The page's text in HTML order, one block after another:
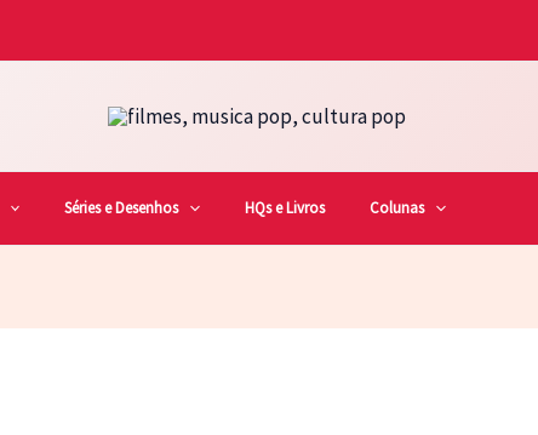
Séries e Desenhos HQs e Livros Colunas